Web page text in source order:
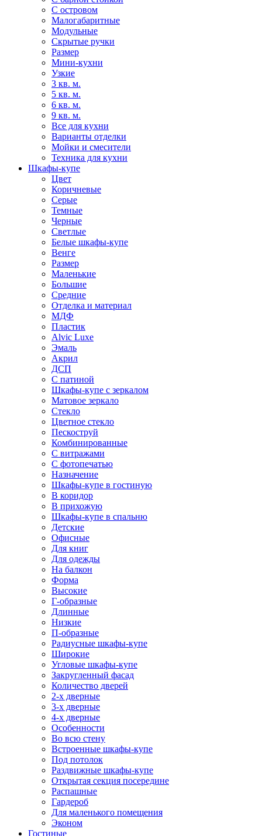
С островом
Малогабаритные
Модульные
Скрытые ручки
Размер
Мини-кухни
Узкие
3 кв. м.
5 кв. м.
6 кв. м.
9 кв. м.
Все для кухни
Варианты отделки
Мойки и смесители
Техника для кухни
Шкафы-купе
Цвет
Коричневые
Серые
Темные
Черные
Светлые
Белые шкафы-купе
Венге
Размер
Маленькие
Большие
Средние
Отделка и материал
МДФ
Пластик
Alvic Luxe
Эмаль
Акрил
ДСП
С патиной
Шкафы-купе с зеркалом
Матовое зеркало
Стекло
Цветное стекло
Пескоструй
Комбинированные
С витражами
С фотопечатью
Назначение
Шкафы-купе в гостиную
В коридор
В прихожую
Шкафы-купе в спальню
Детские
Офисные
Для книг
Для одежды
На балкон
Форма
Высокие
Г-образные
Длинные
Низкие
П-образные
Радиусные шкафы-купе
Широкие
Угловые шкафы-купе
Закругленный фасад
Количество дверей
2-х дверные
3-х дверные
4-х дверные
Особенности
Во всю стену
Встроенные шкафы-купе
Под потолок
Раздвижные шкафы-купе
Открытая секция посередине
Распашные
Гардероб
Для маленького помещения
Эконом
Гостиные